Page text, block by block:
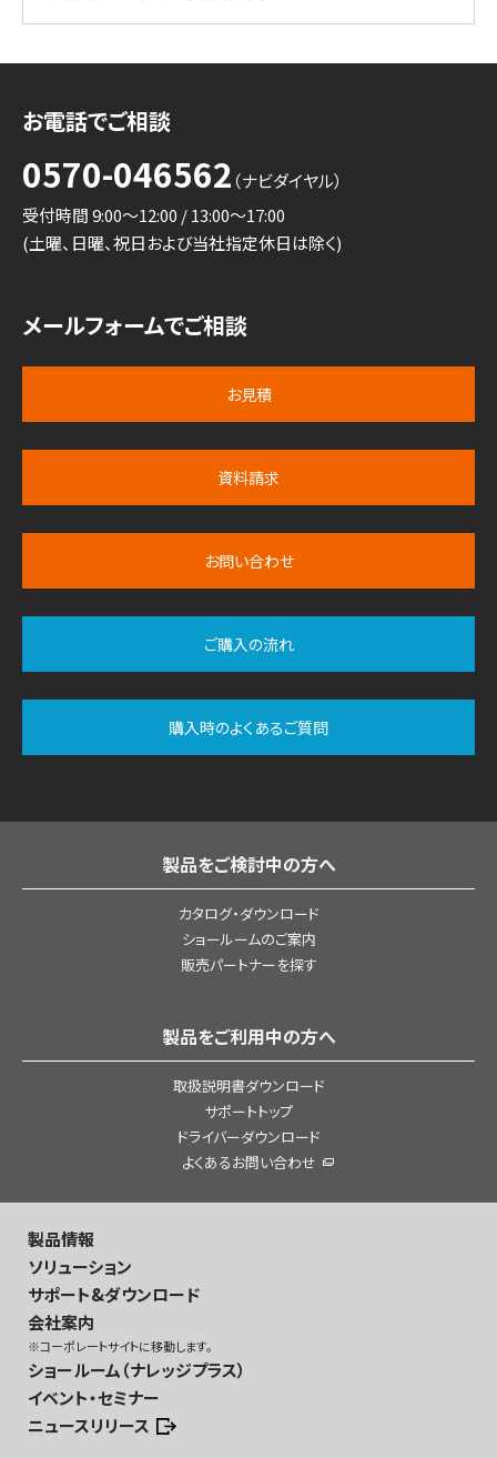
お電話でご相談
0570-046562 （ナビダイヤル）
受付時間 9:00～12:00 / 13:00～17:00
(土曜、日曜、祝日および当社指定休日は除く)
メールフォームでご相談
お見積
資料請求
お問い合わせ
ご購入の流れ
購入時のよくあるご質問
製品をご検討中の方へ
カタログ・ダウンロード
ショールームのご案内
販売パートナーを探す
製品をご利用中の方へ
取扱説明書ダウンロード
サポートトップ
ドライバーダウンロード
よくあるお問い合わせ
製品情報
ソリューション
サポート&ダウンロード
会社案内
※コーポレートサイトに移動します。
ショールーム（ナレッジプラス）
イベント・セミナー
ニュースリリース